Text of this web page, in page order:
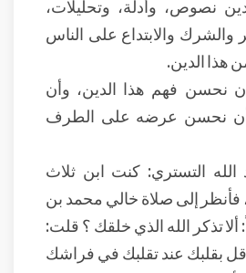
نصوص، وأدلة، وتحليلات،
والشرك والابتداع على الناس
هذا الدين.
نحسن فهم هذا الدين، وأن
نحسن عرضه على الطرف
التستري: كنت ابن ثلاث
فأنظر إلى صلاة خالي محمد بن
تذكر الله الذي خلقك ؟ قلت:
بقلبك عند تقلبك في فراشك